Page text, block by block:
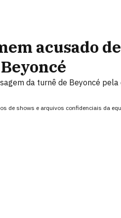
acusado
da turnê de Beyoncé pela
de shows e arquivos confidenciais da